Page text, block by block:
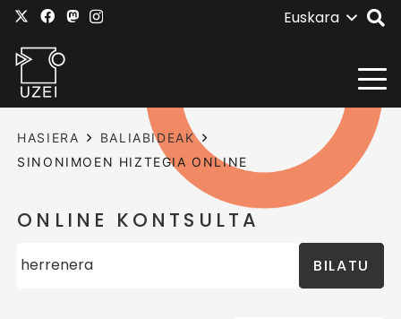
Euskara
HASIERA
BALIABIDEAK
SINONIMOEN HIZTEGIA ONLINE
ONLINE KONTSULTA
BILATU